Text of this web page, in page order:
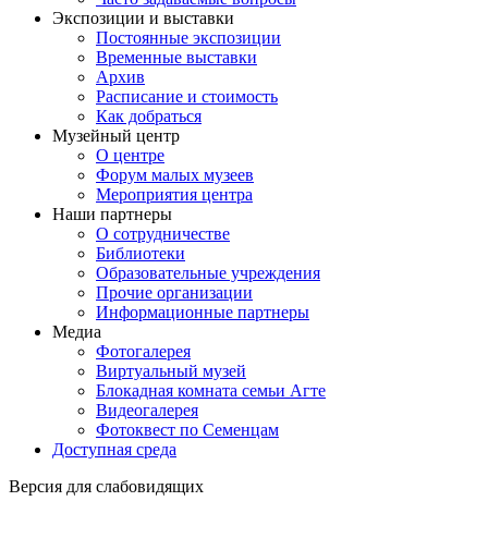
Экспозиции и выставки
Постоянные экспозиции
Временные выставки
Архив
Расписание и стоимость
Как добраться
Музейный центр
О центре
Форум малых музеев
Мероприятия центра
Наши партнеры
О сотрудничестве
Библиотеки
Образовательные учреждения
Прочие организации
Информационные партнеры
Медиа
Фотогалерея
Виртуальный музей
Блокадная комната семьи Агте
Видеогалерея
Фотоквест по Семенцам
Доступная среда
Версия для слабовидящих